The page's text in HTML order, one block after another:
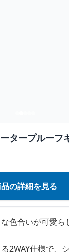
タープルーフ
の詳細を見る
色合いが可愛ら
2WAY仕様で、